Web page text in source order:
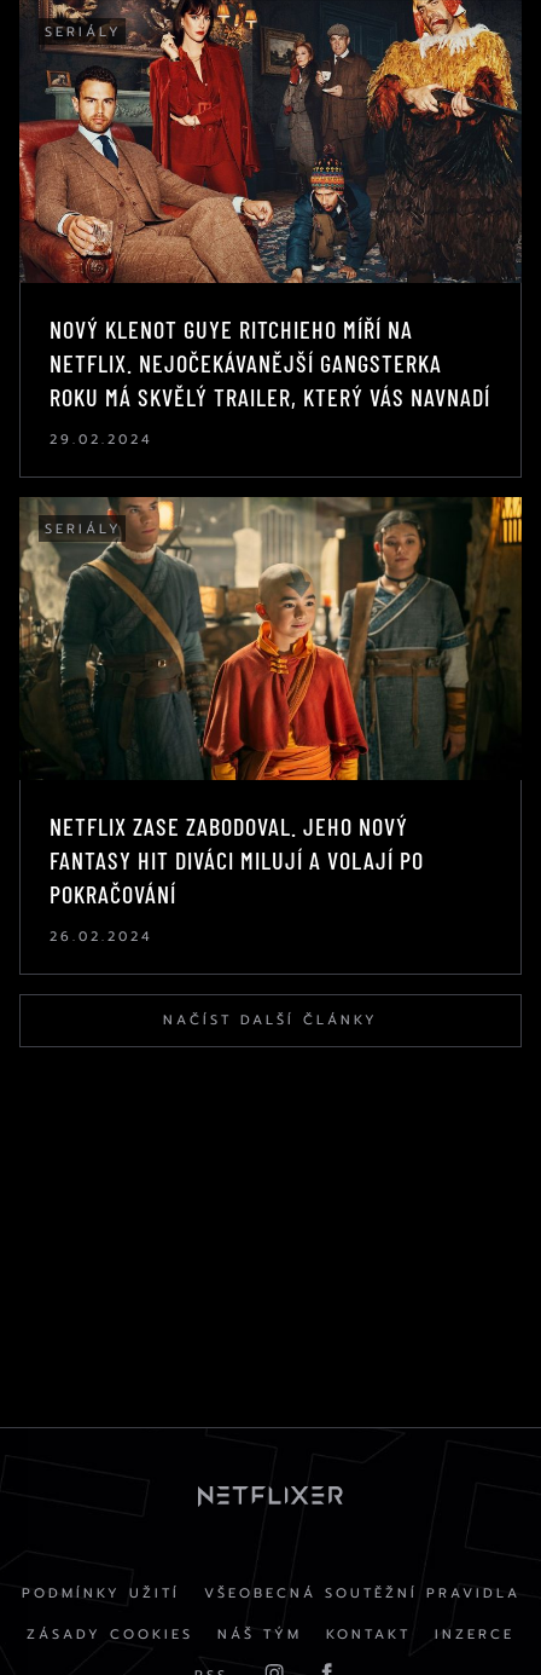
SERIÁLY
NOVÝ KLENOT GUYE RITCHIEHO MÍŘÍ NA
NETFLIX. NEJOČEKÁVANĚJŠÍ GANGSTERKA
ROKU MÁ SKVĚLÝ TRAILER, KTERÝ VÁS NAVNADÍ
29.02.2024
SERIÁLY
NETFLIX ZASE ZABODOVAL. JEHO NOVÝ
FANTASY HIT DIVÁCI MILUJÍ A VOLAJÍ PO
POKRAČOVÁNÍ
26.02.2024
NAČÍST DALŠÍ ČLÁNKY
PODMÍNKY UŽITÍ
VŠEOBECNÁ SOUTĚŽNÍ PRAVIDLA
ZÁSADY COOKIES
NÁŠ TÝM KONTAKT
INZERCE